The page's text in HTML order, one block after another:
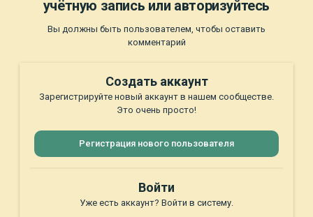
учётную запись или авторизуйтесь
Вы должны быть пользователем, чтобы оставить
комментарий
Создать аккаунт
Зарегистрируйте новый аккаунт в нашем сообществе.
Это очень просто!
Регистрация нового пользователя
Войти
Уже есть аккаунт? Войти в систему.